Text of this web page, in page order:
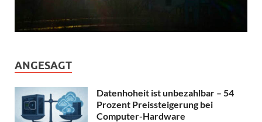
ANGESAGT
Datenhoheit ist unbezahlbar – 54
Prozent Preissteigerung bei
Computer-Hardware